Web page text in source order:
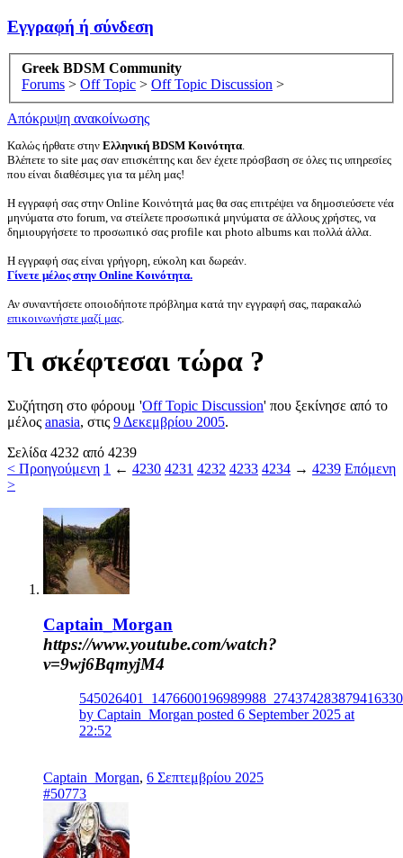
Εγγραφή ή σύνδεση
Greek BDSM Community
Forums > Off Topic > Off Topic Discussion >
Απόκρυψη ανακοίνωσης
Καλώς ήρθατε στην Ελληνική BDSM Κοινότητα.
Βλέπετε το site μας σαν επισκέπτης και δεν έχετε πρόσβαση σε όλες τις υπηρεσίες
που είναι διαθέσιμες για τα μέλη μας!
Η εγγραφή σας στην Online Κοινότητά μας θα σας επιτρέψει να δημοσιεύσετε νέα
μηνύματα στο forum, να στείλετε προσωπικά μηνύματα σε άλλους χρήστες, να
δημιουργήσετε το προσωπικό σας profile και photo albums και πολλά άλλα.
Η εγγραφή σας είναι γρήγορη, εύκολη και δωρεάν.
Γίνετε μέλος στην Online Κοινότητα.
Αν συναντήσετε οποιοδήποτε πρόβλημα κατά την εγγραφή σας, παρακαλώ
επικοινωνήστε μαζί μας.
Τι σκέφτεσαι τώρα ?
Συζήτηση στο φόρουμ 'Off Topic Discussion' που ξεκίνησε από το
μέλος anasia, στις 9 Δεκεμβρίου 2005.
Σελίδα 4232 από 4239
< Προηγούμενη 1 ← 4230 4231 4232 4233 4234 → 4239 Επόμενη
>
Captain_Morgan
https://www.youtube.com/watch?
v=9wj6BqmyjM4
by Captain_Morgan posted 6 September 2025 at
22:52
Captain_Morgan, 6 Σεπτεμβρίου 2025
#50773